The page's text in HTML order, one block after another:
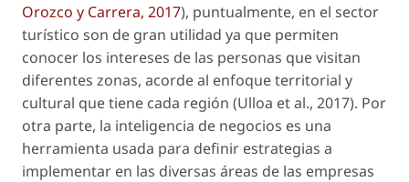
Orozco y Carrera, 2017), puntualmente, en el sector
turístico son de gran utilidad ya que permiten
conocer los intereses de las personas que visitan
diferentes zonas, acorde al enfoque territorial y
cultural que tiene cada región (Ulloa et al., 2017). Por
otra parte, la inteligencia de negocios es una
herramienta usada para definir estrategias a
implementar en las diversas áreas de las empresas